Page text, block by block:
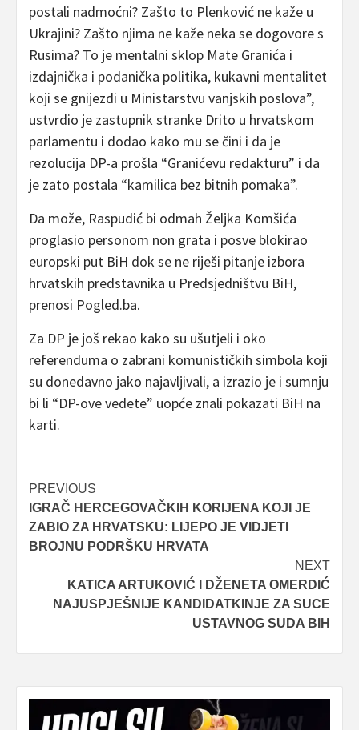
postali nadmoćni? Zašto to Plenković ne kaže u
Ukrajini? Zašto njima ne kaže neka se dogovore s
Rusima? To je mentalni sklop Mate Granića i
izdajnička i podanička politika, kukavni mentalitet
koji se gnijezdi u Ministarstvu vanjskih poslova”,
ustvrdio je zastupnik stranke Drito u hrvatskom
parlamentu i dodao kako mu se čini i da je
rezolucija DP-a prošla “Granićevu redakturu” i da
je zato postala “kamilica bez bitnih pomaka”.
Da može, Raspudić bi odmah Željka Komšića
proglasio personom non grata i posve blokirao
europski put BiH dok se ne riješi pitanje izbora
hrvatskih predstavnika u Predsjedništvu BiH,
prenosi Pogled.ba.
Za DP je još rekao kako su ušutjeli i oko
referenduma o zabrani komunističkih simbola koji
su donedavno jako najavljivali, a izrazio je i sumnju
bi li “DP-ove vedete” uopće znali pokazati BiH na
karti.
Post
navigation
PREVIOUS
IGRAČ HERCEGOVAČKIH KORIJENA KOJI JE
ZABIO ZA HRVATSKU: LIJEPO JE VIDJETI
BROJNU PODRŠKU HRVATA
NEXT
KATICA ARTUKOVIĆ I DŽENETA OMERDIĆ
NAJUSPJEŠNIJE KANDIDATKINJE ZA SUCE
USTAVNOG SUDA BIH